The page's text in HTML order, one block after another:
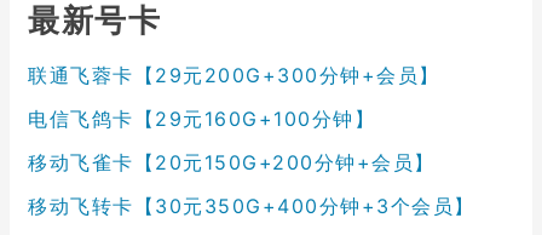
最新号卡
联通飞蓉卡【29元200G+300分钟+会员】
电信飞鸽卡【29元160G+100分钟】
移动飞雀卡【20元150G+200分钟+会员】
移动飞转卡【30元350G+400分钟+3个会员】